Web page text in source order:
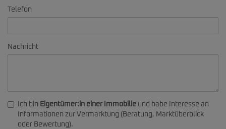
Telefon
Nachricht
Ich bin Eigentümer:in einer Immobilie und habe Interesse an
Informationen zur Vermarktung (Beratung, Marktüberblick
oder Bewertung).